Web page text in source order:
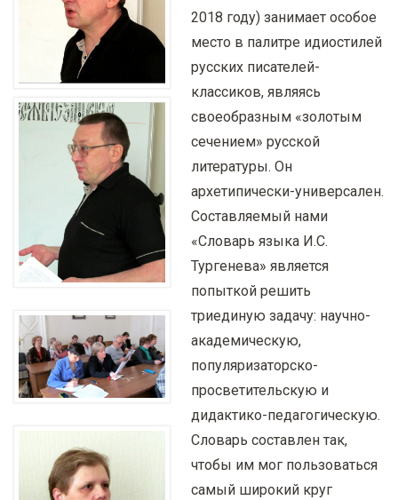
2018 году) занимает особое
место в палитре идиостилей
русских писателей-
классиков, являясь
своеобразным «золотым
сечением» русской
литературы. Он
архетипически-универсален.
Составляемый нами
«Словарь языка И.С.
Тургенева» является
попыткой решить
триединую задачу: научно-
академическую,
популяризаторско-
просветительскую и
дидактико-педагогическую.
Словарь составлен так,
чтобы им мог пользоваться
самый широкий круг